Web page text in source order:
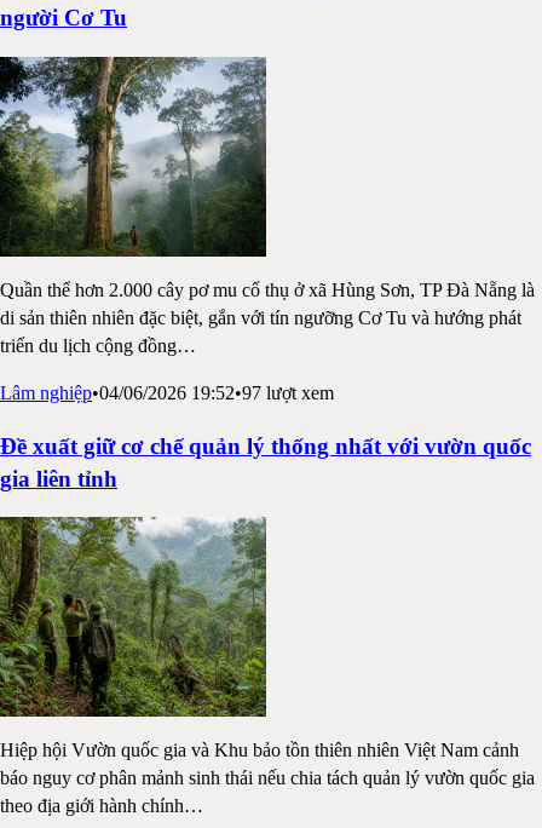
người Cơ Tu
Quần thể hơn 2.000 cây pơ mu cổ thụ ở xã Hùng Sơn, TP Đà Nẵng là
di sản thiên nhiên đặc biệt, gắn với tín ngưỡng Cơ Tu và hướng phát
triển du lịch cộng đồng…
Lâm nghiệp•04/06/2026 19:52•97 lượt xem
Đề xuất giữ cơ chế quản lý thống nhất với vườn quốc
gia liên tỉnh
Hiệp hội Vườn quốc gia và Khu bảo tồn thiên nhiên Việt Nam cảnh
báo nguy cơ phân mảnh sinh thái nếu chia tách quản lý vườn quốc gia
theo địa giới hành chính…